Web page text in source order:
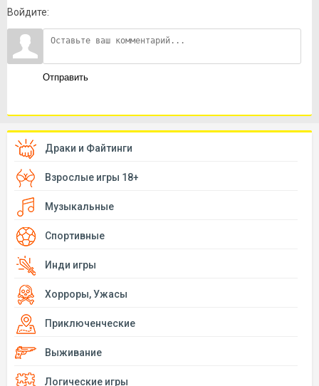
Войдите:
Отправить
Драки и Файтинги
Взрослые игры 18+
Музыкальные
Спортивные
Инди игры
Хорроры, Ужасы
Приключенческие
Выживание
Логические игры